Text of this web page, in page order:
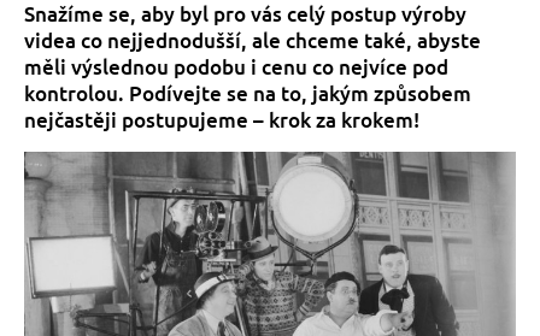
Snažíme se, aby byl pro vás celý postup výroby
videa co nejjednodušší, ale chceme také, abyste
měli výslednou podobu i cenu co nejvíce pod
kontrolou. Podívejte se na to, jakým způsobem
nejčastěji postupujeme – krok za krokem!